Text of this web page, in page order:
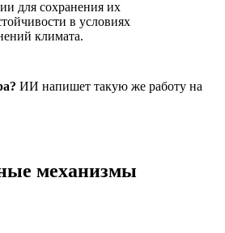
для сохранения их
в условиях
климата.
ИИ напишет такую же работу на
механизмы